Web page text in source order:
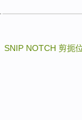
SNIP NOTCH 剪扼